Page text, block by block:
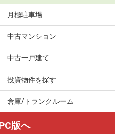
円
南相馬市原町区日の出町
月極駐車場
中古マンション
中古一戸建て
投資物件を探す
倉庫/トランクルーム
版へ